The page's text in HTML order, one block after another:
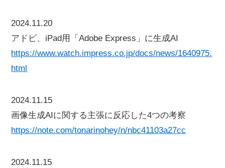
2024.11.20
アドビ、iPad用「Adobe Express」に生成AI
https://www.watch.impress.co.jp/docs/news/1640975.
html
2024.11.15
画像生成AIに関する主張に反応した4つの考察
https://note.com/tonarinohey/n/nbc41103a27cc
2024.11.15